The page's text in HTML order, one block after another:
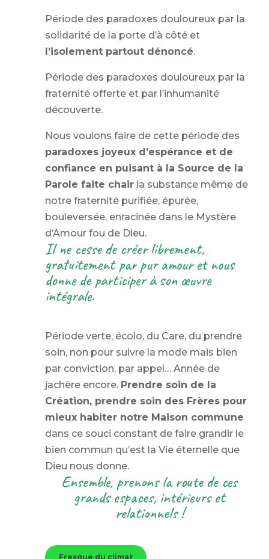
Période des paradoxes douloureux par la
solidarité de la porte d’à côté et
l’isolement partout dénoncé.
Période des paradoxes douloureux par la
fraternité offerte et par l’inhumanité
découverte.
Nous voulons faire de cette période des
paradoxes joyeux d’espérance et de
confiance en puisant à la Source de la
Parole faite chair la substance même de
notre fraternité purifiée, épurée,
bouleversée, enracinée dans le Mystère
d’Amour fou de Dieu.
Il ne cesse de créer librement,
gratuitement par pur amour et nous
donne de participer à son œuvre
intégrale.
Période verte, écolo, du Care, du prendre
soin, non pour suivre la mode mais bien
par conviction, par appel… Année de
jachère encore. Prendre soin de la
Création, prendre soin des Frères pour
mieux habiter notre Maison commune
dans ce souci constant de faire grandir le
bien commun qu’est la Vie éternelle que
Dieu nous donne.
Ensemble, prenons la route de ces
grands espaces, intérieurs et
relationnels !
Fresque du climat